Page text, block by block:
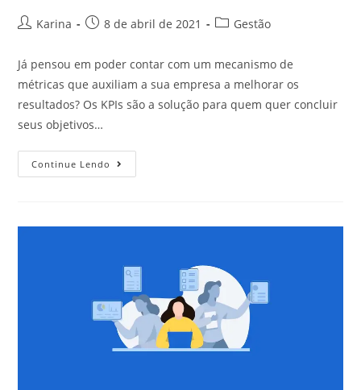
Karina 8 de abril de 2021 Gestão
Já pensou em poder contar com um mecanismo de
métricas que auxiliam a sua empresa a melhorar os
resultados? Os KPIs são a solução para quem quer concluir
seus objetivos…
Continue Lendo